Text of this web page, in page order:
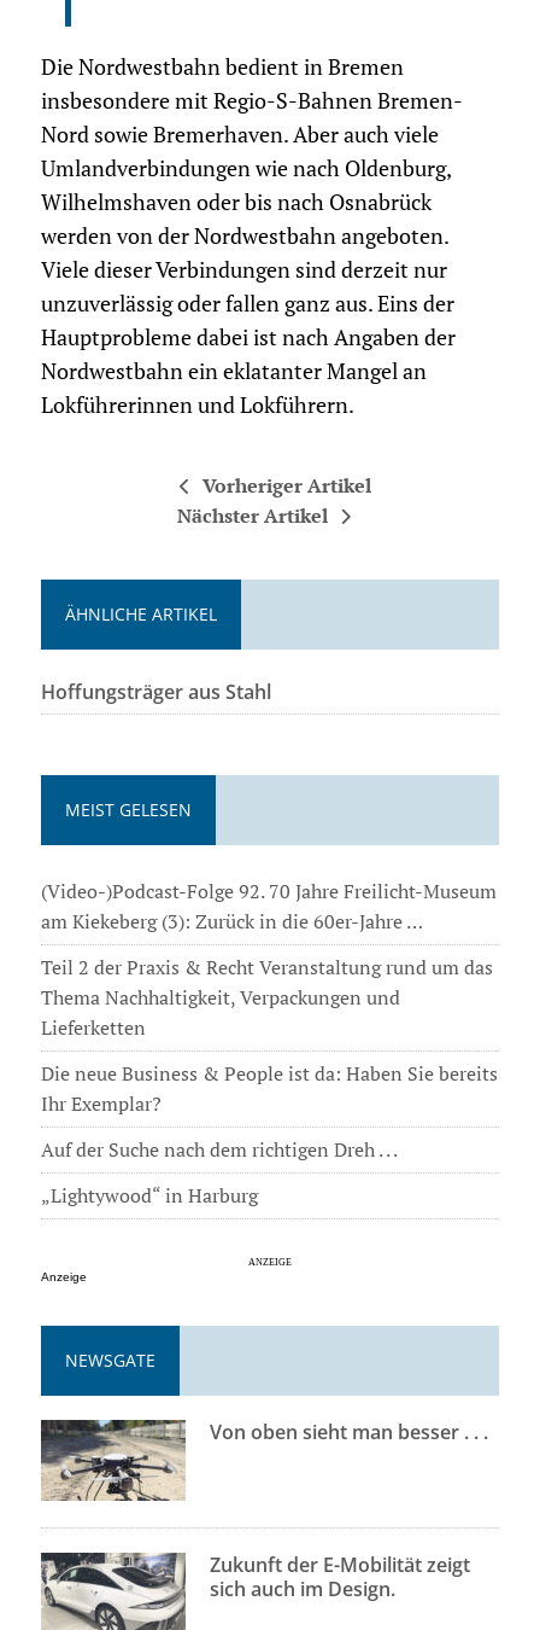
Die Nordwestbahn bedient in Bremen
insbesondere mit Regio-S-Bahnen Bremen-
Nord sowie Bremerhaven. Aber auch viele
Umlandverbindungen wie nach Oldenburg,
Wilhelmshaven oder bis nach Osnabrück
werden von der Nordwestbahn angeboten.
Viele dieser Verbindungen sind derzeit nur
unzuverlässig oder fallen ganz aus. Eins der
Hauptprobleme dabei ist nach Angaben der
Nordwestbahn ein eklatanter Mangel an
Lokführerinnen und Lokführern.
Vorheriger Artikel
Nächster Artikel
ÄHNLICHE ARTIKEL
Hoffungsträger aus Stahl
MEIST GELESEN
(Video-)Podcast-Folge 92. 70 Jahre Freilicht-Museum
am Kiekeberg (3): Zurück in die 60er-Jahre …
Teil 2 der Praxis & Recht Veranstaltung rund um das
Thema Nachhaltigkeit, Verpackungen und
Lieferketten
Die neue Business & People ist da: Haben Sie bereits
Ihr Exemplar?
Auf der Suche nach dem richtigen Dreh . . .
„Lightywood“ in Harburg
Anzeige
NEWSGATE
Von oben sieht man besser . . .
Zukunft der E-Mobilität zeigt
sich auch im Design.